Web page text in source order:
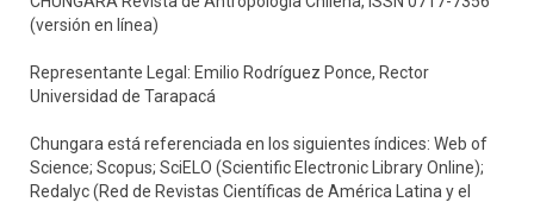
(versión en línea)
Representante Legal: Emilio Rodríguez Ponce, Rector
Universidad de Tarapacá
Chungara está referenciada en los siguientes índices: Web of
Science; Scopus; SciELO (Scientific Electronic Library Online);
Redalyc (Red de Revistas Científicas de América Latina y el